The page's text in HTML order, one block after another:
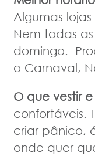
Algumas
Nem todas
domingo.
o Carnaval,
O que vestir
confortáveis.
criar pânico,
onde quer